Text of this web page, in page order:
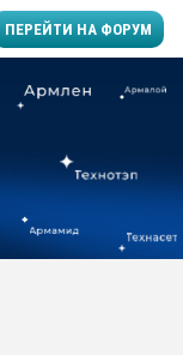
ПЕРЕЙТИ НА ФОРУМ
заводу пластмасс"